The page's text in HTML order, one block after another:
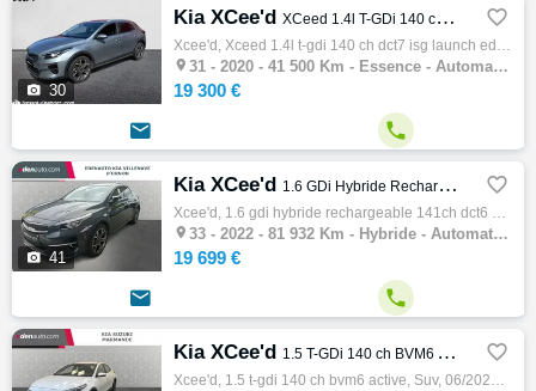
 30
Kia XCee'd XCeed 1.4l T-GDi 140 ch DCT7 ISG Launch Edition 
Xcee'd, Xceed 1.4l t-gdi 140 ch dct7 isg launch edition, Suv, 09/2020, 140ch, 7cv, 41500 km, 5 portes, 5 places, Clim. auto, Essence, Boite…
 31 - 2020 - 41 500 Km - Essence - Automatique - SUV
19 300 €
 
 41
Kia XCee'd 1.6 GDi Hybride Rechargeable 141ch DCT6 Premium 
Xcee'd, 1.6 gdi hybride rechargeable 141ch dct6 premium, Suv, 02/2022, 141ch, 5cv, 81932 km, 5 portes, 5 places, Clim. auto, Hybride, Boite…
 33 - 2022 - 81 932 Km - Hybride - Automatique - SUV
19 699 €
 
Kia XCee'd 1.5 T-GDi 140 ch BVM6 Active 
Xcee'd, 1.5 t-gdi 140 ch bvm6 active, Suv, 06/2026, 140ch, 7cv, 14 km, 5 portes, 5 places, Première main, Clim. auto, Essence, Boite de vit…